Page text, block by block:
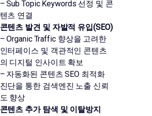
– Sub Topic Keywords 선정 및 콘
텐츠 연결
콘텐츠 발견 및 자발적 유입(SEO)
– Organic Traffic 향상을 고려한
인터페이스 및 객관적인 콘텐츠
의 디지털 인사이트 확보
– 자동화된 콘텐츠 SEO 최적화
진단을 통한 검색엔진 노출 신뢰
도 향상
콘텐츠 추가 탐색 및 이탈방지